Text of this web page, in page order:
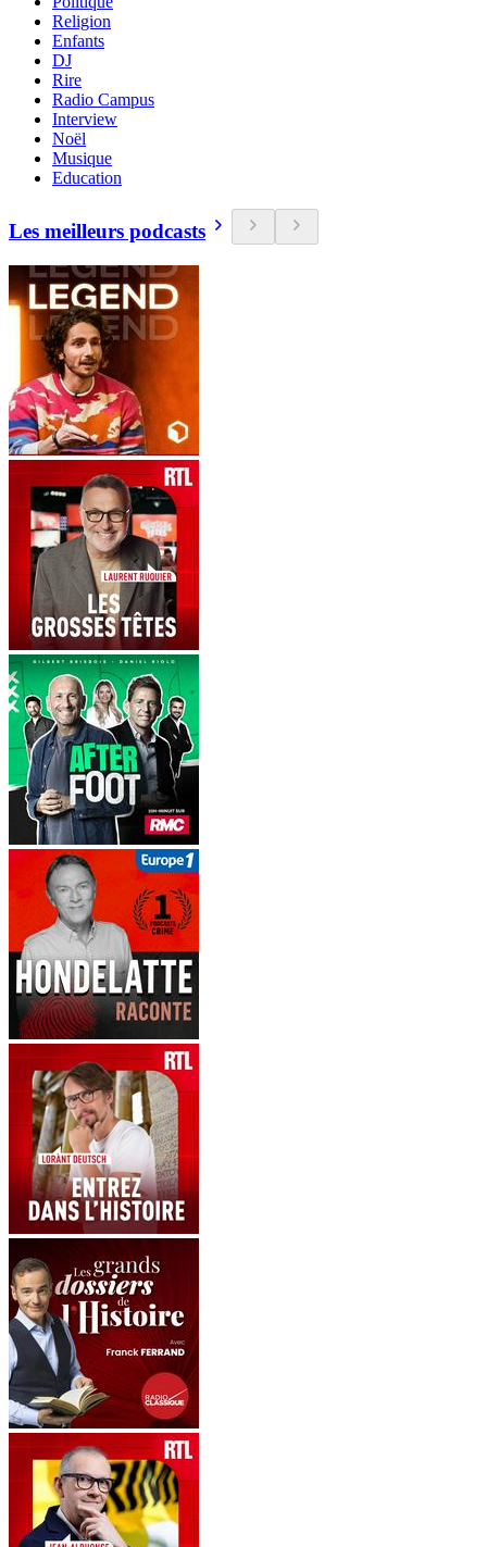
Religion
Enfants
DJ
Rire
Radio Campus
Interview
Noël
Musique
Education
Les meilleurs podcasts